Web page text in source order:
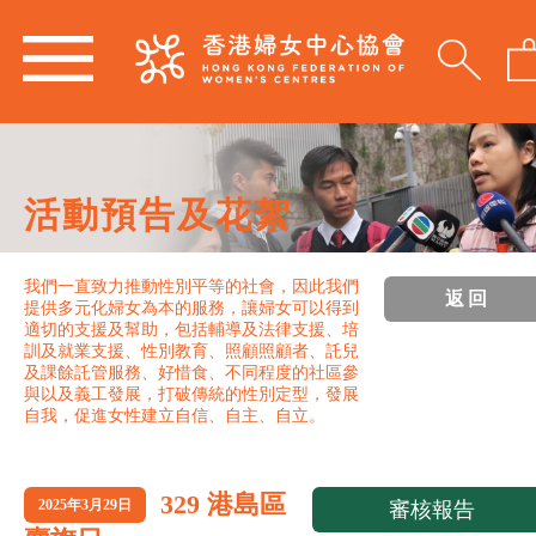
活動預告及花絮
我們一直致力推動性別平等的社會，因此我們
提供多元化婦女為本的服務，讓婦女可以得到
適切的支援及幫助，包括輔導及法律支援、培
訓及就業支援、性別教育、照顧照顧者、託兒
及課餘託管服務、好惜食、不同程度的社區參
與以及義工發展，打破傳統的性別定型，發展
自我，促進女性建立自信、自主、自立。
返回
2025年3月29日
329 港島區
審核報告